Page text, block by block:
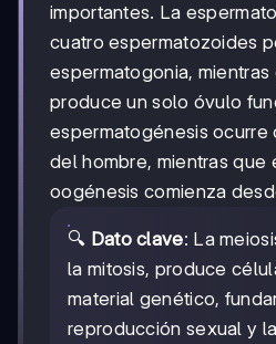
importantes. La
cuatro espermatozoides
espermatogonia,
produce un solo óvulo
espermatogénesis ocurre
del hombre, mientras que
oogénesis comienza
🔍 Dato clave: La
la mitosis, produce
material genético,
reproducción sexual y